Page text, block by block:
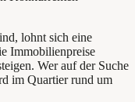
lohnt sich eine
Immobilienpreise
Wer auf der Suche
im Quartier rund um